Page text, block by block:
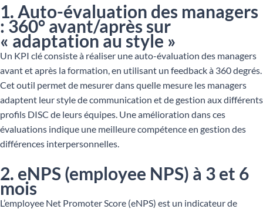
1. Auto-évaluation des managers
: 360° avant/après sur
« adaptation au style »
Un KPI clé consiste à réaliser une auto-évaluation des managers
avant et après la formation, en utilisant un feedback à 360 degrés.
Cet outil permet de mesurer dans quelle mesure les managers
adaptent leur style de communication et de gestion aux différents
profils DISC de leurs équipes. Une amélioration dans ces
évaluations indique une meilleure compétence en gestion des
différences interpersonnelles.
2. eNPS (employee NPS) à 3 et 6
mois
L’employee Net Promoter Score (eNPS) est un indicateur de